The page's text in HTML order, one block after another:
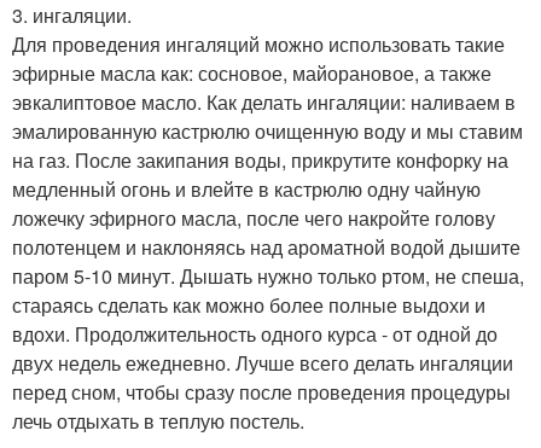
3. ингаляции.
Для проведения ингаляций можно использовать такие
эфирные масла как: сосновое, майорановое, а также
эвкалиптовое масло. Как делать ингаляции: наливаем в
эмалированную кастрюлю очищенную воду и мы ставим
на газ. После закипания воды, прикрутите конфорку на
медленный огонь и влейте в кастрюлю одну чайную
ложечку эфирного масла, после чего накройте голову
полотенцем и наклоняясь над ароматной водой дышите
паром 5-10 минут. Дышать нужно только ртом, не спеша,
стараясь сделать как можно более полные выдохи и
вдохи. Продолжительность одного курса - от одной до
двух недель ежедневно. Лучше всего делать ингаляции
перед сном, чтобы сразу после проведения процедуры
лечь отдыхать в теплую постель.